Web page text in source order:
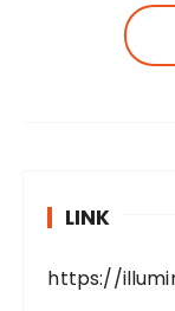
LINK
https://